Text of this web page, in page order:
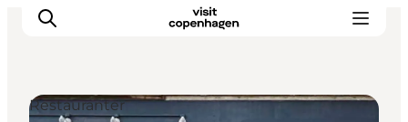
Restauranter